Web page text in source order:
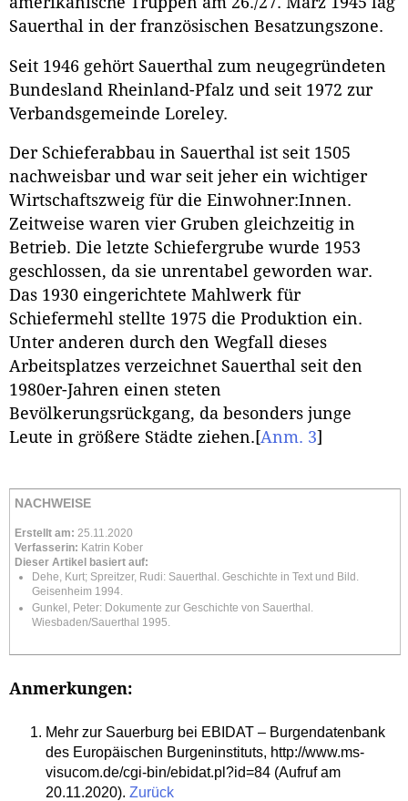
Sauerthal in der französischen Besatzungszone.
Seit 1946 gehört Sauerthal zum neugegründeten
Bundesland Rheinland-Pfalz und seit 1972 zur
Verbandsgemeinde Loreley.
Der Schieferabbau in Sauerthal ist seit 1505
nachweisbar und war seit jeher ein wichtiger
Wirtschaftszweig für die Einwohner:Innen.
Zeitweise waren vier Gruben gleichzeitig in
Betrieb. Die letzte Schiefergrube wurde 1953
geschlossen, da sie unrentabel geworden war.
Das 1930 eingerichtete Mahlwerk für
Schiefermehl stellte 1975 die Produktion ein.
Unter anderen durch den Wegfall dieses
Arbeitsplatzes verzeichnet Sauerthal seit den
1980er-Jahren einen steten
Bevölkerungsrückgang, da besonders junge
Leute in größere Städte ziehen. [Anm. 3]
NACHWEISE
Erstellt am: 25.11.2020
Verfasserin: Katrin Kober
Dieser Artikel basiert auf:
Dehe, Kurt; Spreitzer, Rudi: Sauerthal. Geschichte in Text und Bild.
Geisenheim 1994.
Gunkel, Peter: Dokumente zur Geschichte von Sauerthal.
Wiesbaden/Sauerthal 1995.
Anmerkungen:
Mehr zur Sauerburg bei EBIDAT – Burgendatenbank
des Europäischen Burgeninstituts, http://www.ms-
visucom.de/cgi-bin/ebidat.pl?id=84 (Aufruf am
20.11.2020). Zurück